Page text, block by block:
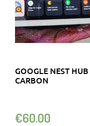
GOOGLE NEST HUB
CARBON
€60.00